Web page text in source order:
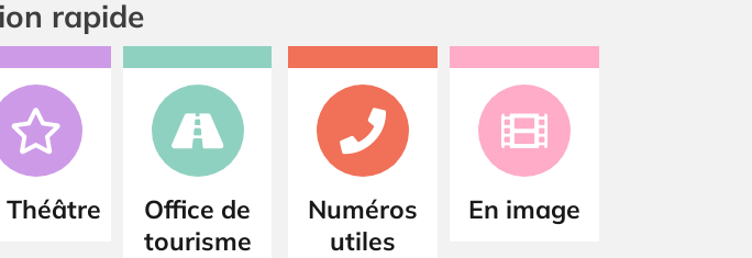
rapide
Théâtre
Office de
tourisme
Numéros
utiles
En image